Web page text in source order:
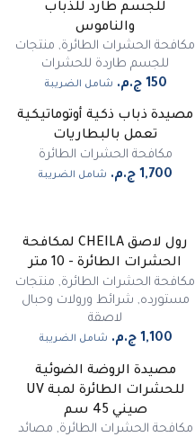
للجسم طارد للذباب
والناموس
مكافحة الحشرات الطائرة, منتجات
للجسم طاردة للحشرات
شامل الضريبة
مصيدة ذباب ذكية أوتوماتيكية
تعمل بالبطاريات
مكافحة الحشرات الطائرة
شامل الضريبة
رول لاصق CHEILA لمكافحة
الحشرات الطائرة - 10 متر
مكافحة الحشرات الطائرة, منتجات
مستورده, شرائط ورولات وحبال
لاصقة
شامل الضريبة
مصيدة الروضة الضوئية
للحشرات الطائرة لمبة UV
صيني 45 سم
مكافحة الحشرات الطائرة, مصائد